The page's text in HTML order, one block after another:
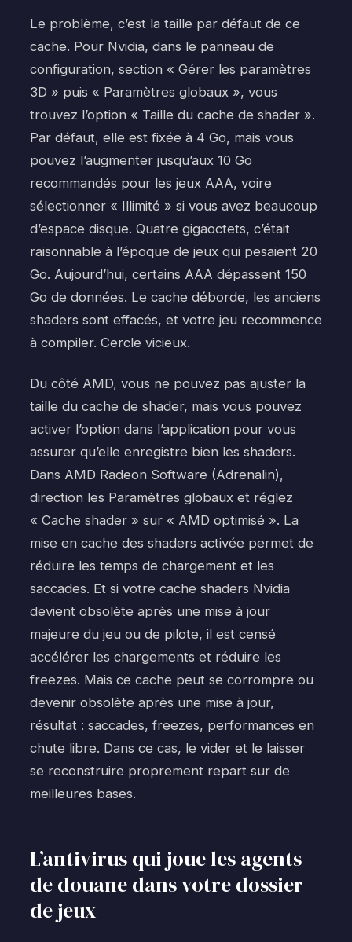
Le problème, c’est la taille par défaut de ce
cache. Pour Nvidia, dans le panneau de
configuration, section « Gérer les paramètres
3D » puis « Paramètres globaux », vous
trouvez l’option « Taille du cache de shader ».
Par défaut, elle est fixée à 4 Go, mais vous
pouvez l’augmenter jusqu’aux 10 Go
recommandés pour les jeux AAA, voire
sélectionner « Illimité » si vous avez beaucoup
d’espace disque. Quatre gigaoctets, c’était
raisonnable à l’époque de jeux qui pesaient 20
Go. Aujourd’hui, certains AAA dépassent 150
Go de données. Le cache déborde, les anciens
shaders sont effacés, et votre jeu recommence
à compiler. Cercle vicieux.
Du côté AMD, vous ne pouvez pas ajuster la
taille du cache de shader, mais vous pouvez
activer l’option dans l’application pour vous
assurer qu’elle enregistre bien les shaders.
Dans AMD Radeon Software (Adrenalin),
direction les Paramètres globaux et réglez
« Cache shader » sur « AMD optimisé ». La
mise en cache des shaders activée permet de
réduire les temps de chargement et les
saccades. Et si votre cache shaders Nvidia
devient obsolète après une mise à jour
majeure du jeu ou de pilote, il est censé
accélérer les chargements et réduire les
freezes. Mais ce cache peut se corrompre ou
devenir obsolète après une mise à jour,
résultat : saccades, freezes, performances en
chute libre. Dans ce cas, le vider et le laisser
se reconstruire proprement repart sur de
meilleures bases.
L’antivirus qui joue les agents
de douane dans votre dossier
de jeux